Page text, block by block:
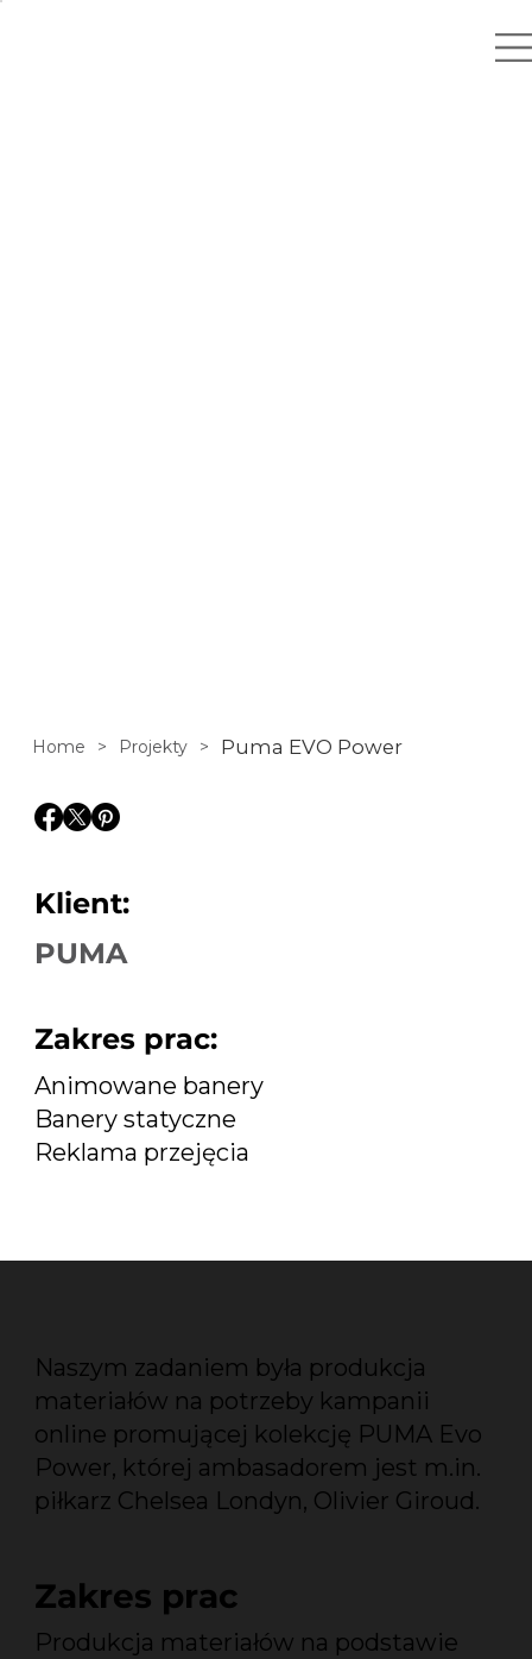
Home > Projekty > Puma EVO Power
Klient:
PUMA
Zakres prac:
Animowane banery
Banery statyczne
Reklama przejęcia
Naszym zadaniem była produkcja
materiałów na potrzeby kampanii
online promującej kolekcję PUMA Evo
Power, której ambasadorem jest m.in.
piłkarz Chelsea Londyn, Olivier Giroud.
Zakres prac
Produkcja materiałów na podstawie